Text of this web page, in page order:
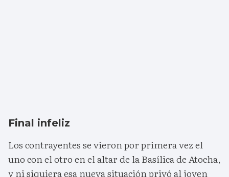
Final infeliz
Los contrayentes se vieron por primera vez el
uno con el otro en el altar de la Basílica de Atocha,
y ni siquiera esa nueva situación privó al joven